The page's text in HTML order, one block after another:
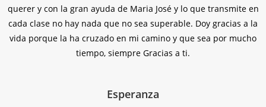
querer y con la gran ayuda de Maria José y lo que transmite en
cada clase no hay nada que no sea superable. Doy gracias a la
vida porque la ha cruzado en mi camino y que sea por mucho
tiempo, siempre Gracias a ti.
Esperanza